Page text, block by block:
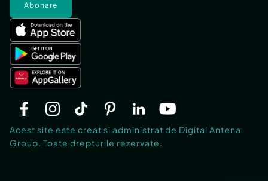
Abonare
Acest site este creat si administrat de Digital Antena
Group. Toate drepturile rezervate.